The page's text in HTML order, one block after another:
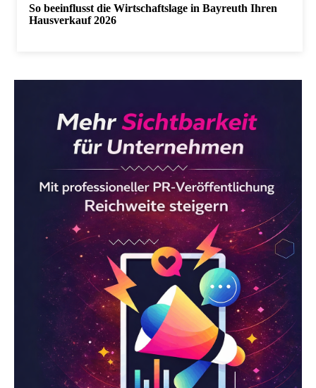
So beeinflusst die Wirtschaftslage in Bayreuth Ihren
Hausverkauf 2026